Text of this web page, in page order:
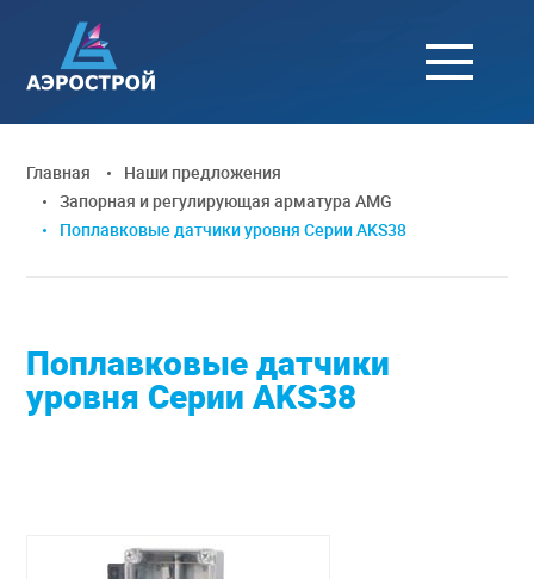
Главная
Наши предложения
Запорная и регулирующая арматура AMG
Поплавковые датчики уровня Серии AKS38
Поплавковые датчики
уровня Серии AKS38